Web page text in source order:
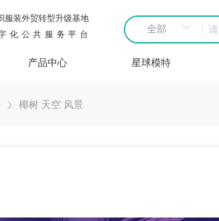
服装外贸转型升级基地
化公共服务平台
产品中心 星球模特
椰树 天空 风景